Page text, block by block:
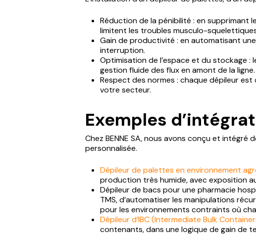
Réduction de la pénibilité : en supprimant
limitent les troubles musculo-
Gain de productivité : en automatisant
interruption.
Optimisation de l’espace et du stockage
gestion fluide des flux en amont de la ligne.
Respect des normes : chaque dépileur
votre secteur.
Exemples
Chez BENNE SA, nous avons conçu et
personnalisée.
Dépileur de palettes en environnement
production très humide, avec exposition
Dépileur de bacs pour une pharmacie
TMS, d’automatiser les manipulations
pour les environnements contraints où
Dépileur d’IBC (Intermediate Bulk
contenants, dans une logique de gain de